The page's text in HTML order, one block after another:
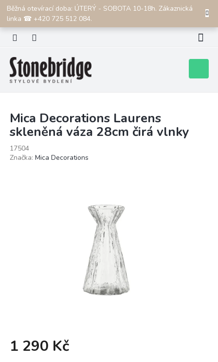
Přejít
obsah
Běžná otevírací doba: ÚTERÝ - SOBOTA 10-18h. Zákaznická
linka ☎ +420 725 512 084.
CZK
košík
Mica Decorations Laurens
skleněná váza 28cm čirá vlnky
17504
Značka: Mica Decorations
1 290 Kč